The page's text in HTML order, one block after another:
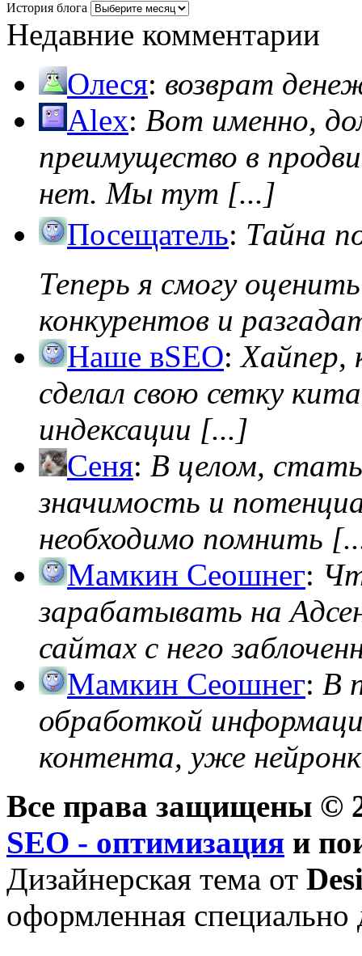
История блога
Недавние комментарии
Олеся: возврат
Alex: Вот именно,
преимущество в
нет. Мы тут [...]
Посещатель: Тайна
Теперь я смогу
конкурентов и
Наше вSEO:Хайпер,
сделал свою сетку
индексации [...]
Сеня: В целом,
значимость и
необходимо помнить
Мамкин Сеошнег:
зарабатывать на
сайтах с него
Мамкин Сеошнег: В
обработкой
контента, уже
Все права защищены ©
SEO - оптимизация и
Дизайнерская тема от
оформленная